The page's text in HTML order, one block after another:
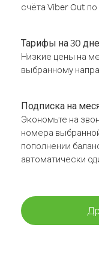
счёта Viber Out
Тарифы на 30
Низкие цены на
выбранному
Подписка на
Экономьте на
номера
пополнении
автоматически